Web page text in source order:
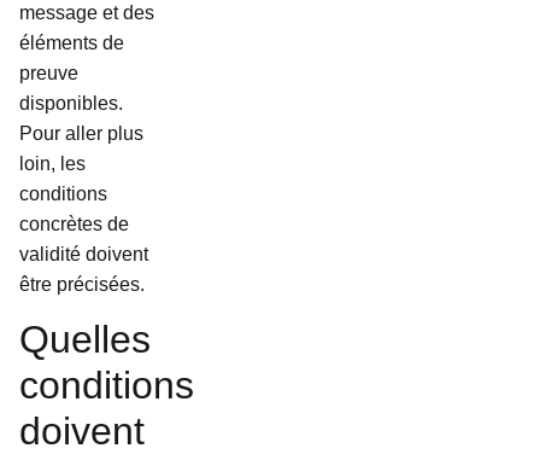
message et des
éléments de
preuve
disponibles.
Pour aller plus
loin, les
conditions
concrètes de
validité doivent
être précisées.
Quelles
conditions
doivent